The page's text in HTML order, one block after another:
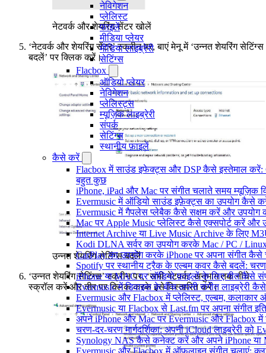
नेविगेशन
प्लेलिस्ट
फाइलें
मीडिया प्लेयर
मीडिया लाइब्रेरी
सेटिंग्स
Flacbox
ऑडियो प्लेयर
नेविगेशन
प्लेलिस्ट्स
म्यूज़िक लाइब्रेरी
संपर्क
सेटिंग्स
स्थानीय फ़ाइलें
कैसे करें
Flacbox में साउंड इफेक्ट्स और DSP कैसे इस्तेमाल करें:
बहुत कुछ
iPhone, iPad और Mac पर संगीत चलाते समय म्यूज़िक
Evermusic में ऑडियो साउंड इफ़ेक्ट्स का उपयोग कैसे
Evermusic में गैपलेस प्लेबैक कैसे सक्षम करें और उपयोग
Mac पर Apple Music प्लेलिस्ट कैसे एक्सपोर्ट करें और
Internet Archive या Live Music Archive के लिए
Kodi DLNA सर्वर का उपयोग करके Mac / PC /
CarPlay का उपयोग करके iPhone पर अपना संगीत कैसे
Spotify पर स्थानीय ट्रैक के एल्बम कवर कैसे बदलें:
iPhone या MAC पर ऑडियो फ़ाइलों के लिए गीत कैसे
Evermusic में डिवाइस के बीच अपनी संगीत लाइब्रेरी
Evermusic और Flacbox में प्लेलिस्ट, एल्बम,
Evermusic या Flacbox से Last.fm पर अपना संगीत
अपने iPhone और Mac पर Evermusic और Flacbox में
चरण-दर-चरण मार्गदर्शिका: अपनी iCloud लाइब्रेरी
Synology NAS कैसे कनेक्ट करें और अपने iPhone या
Evermusic और Flacbox में ऑफलाइन संगीत चलाएं:
नेटवर्क और शेयरिंग सेंटर खोलें
‘नेटवर्क और शेयरिंग सेंटर’ स्क्रीन पर, बाएं मेनू में ‘उन्नत शेयरिंग सेटिंग्स
बदलें’ पर क्लिक करें।
उन्नत शेयरिंग सेटिंग्स बदलें
‘उन्नत शेयरिंग सेटिंग्स’ स्क्रीन पर, ‘सभी नेटवर्क’ अनुभाग तक नीचे
स्क्रॉल करें और तीर पर क्लिक करके इसे विस्तारित करें।